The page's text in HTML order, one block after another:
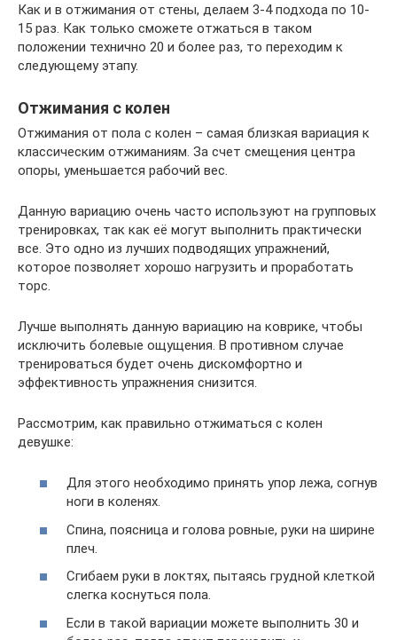
Как и в отжимания от стены, делаем 3-4 подхода по 10-
15 раз. Как только сможете отжаться в таком
положении технично 20 и более раз, то переходим к
следующему этапу.
Отжимания с колен
Отжимания от пола с колен – самая близкая вариация к
классическим отжиманиям. За счет смещения центра
опоры, уменьшается рабочий вес.
Данную вариацию очень часто используют на групповых
тренировках, так как её могут выполнить практически
все. Это одно из лучших подводящих упражнений,
которое позволяет хорошо нагрузить и проработать
торс.
Лучше выполнять данную вариацию на коврике, чтобы
исключить болевые ощущения. В противном случае
тренироваться будет очень дискомфортно и
эффективность упражнения снизится.
Рассмотрим, как правильно отжиматься с колен
девушке:
Для этого необходимо принять упор лежа, согнув
ноги в коленях.
Спина, поясница и голова ровные, руки на ширине
плеч.
Сгибаем руки в локтях, пытаясь грудной клеткой
слегка коснуться пола.
Если в такой вариации можете выполнить 30 и